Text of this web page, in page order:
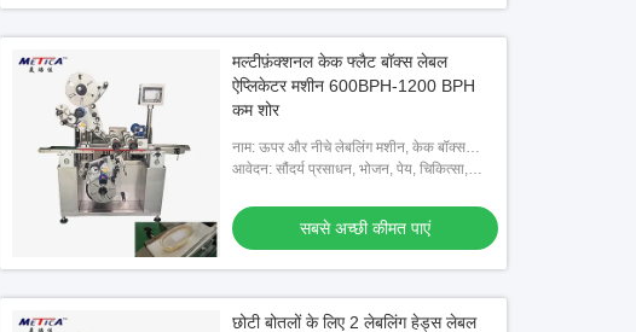
मल्टीफ़ंक्शनल केक फ्लैट बॉक्स लेबल
ऐप्लिकेटर मशीन 600BPH-1200 BPH
कम शोर
नाम: ऊपर और नीचे लेबलिंग मशीन, केक बॉक्स
लेबलिंग मशीन
आवेदन: सौंदर्य प्रसाधन, भोजन, पेय, चिकित्सा,
सबसे अच्छी कीमत पाएं
छोटी बोतलों के लिए 2 लेबलिंग हेड्स लेबल